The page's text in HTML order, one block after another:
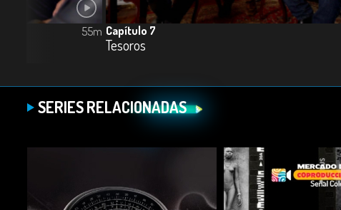
55m Capítulo 7
Tesoros
SERIES RELACIONADAS